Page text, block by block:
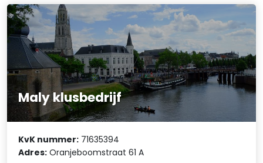
Maly klusbedrijf
KvK nummer: 71635394
Adres: Oranjeboomstraat 61 A